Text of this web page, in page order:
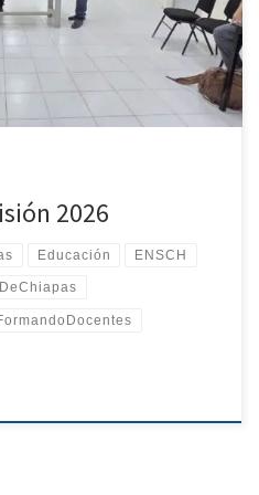
posible el desarrollo
jornada. Les deseamos
formación profesional y
2026
Educación ENSCH